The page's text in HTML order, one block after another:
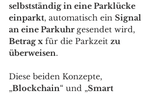
selbstständig in eine Parklücke
einparkt, automatisch ein Signal
an eine Parkuhr gesendet wird,
Betrag x für die Parkzeit zu
überweisen.
Diese beiden Konzepte,
„Blockchain“ und „Smart